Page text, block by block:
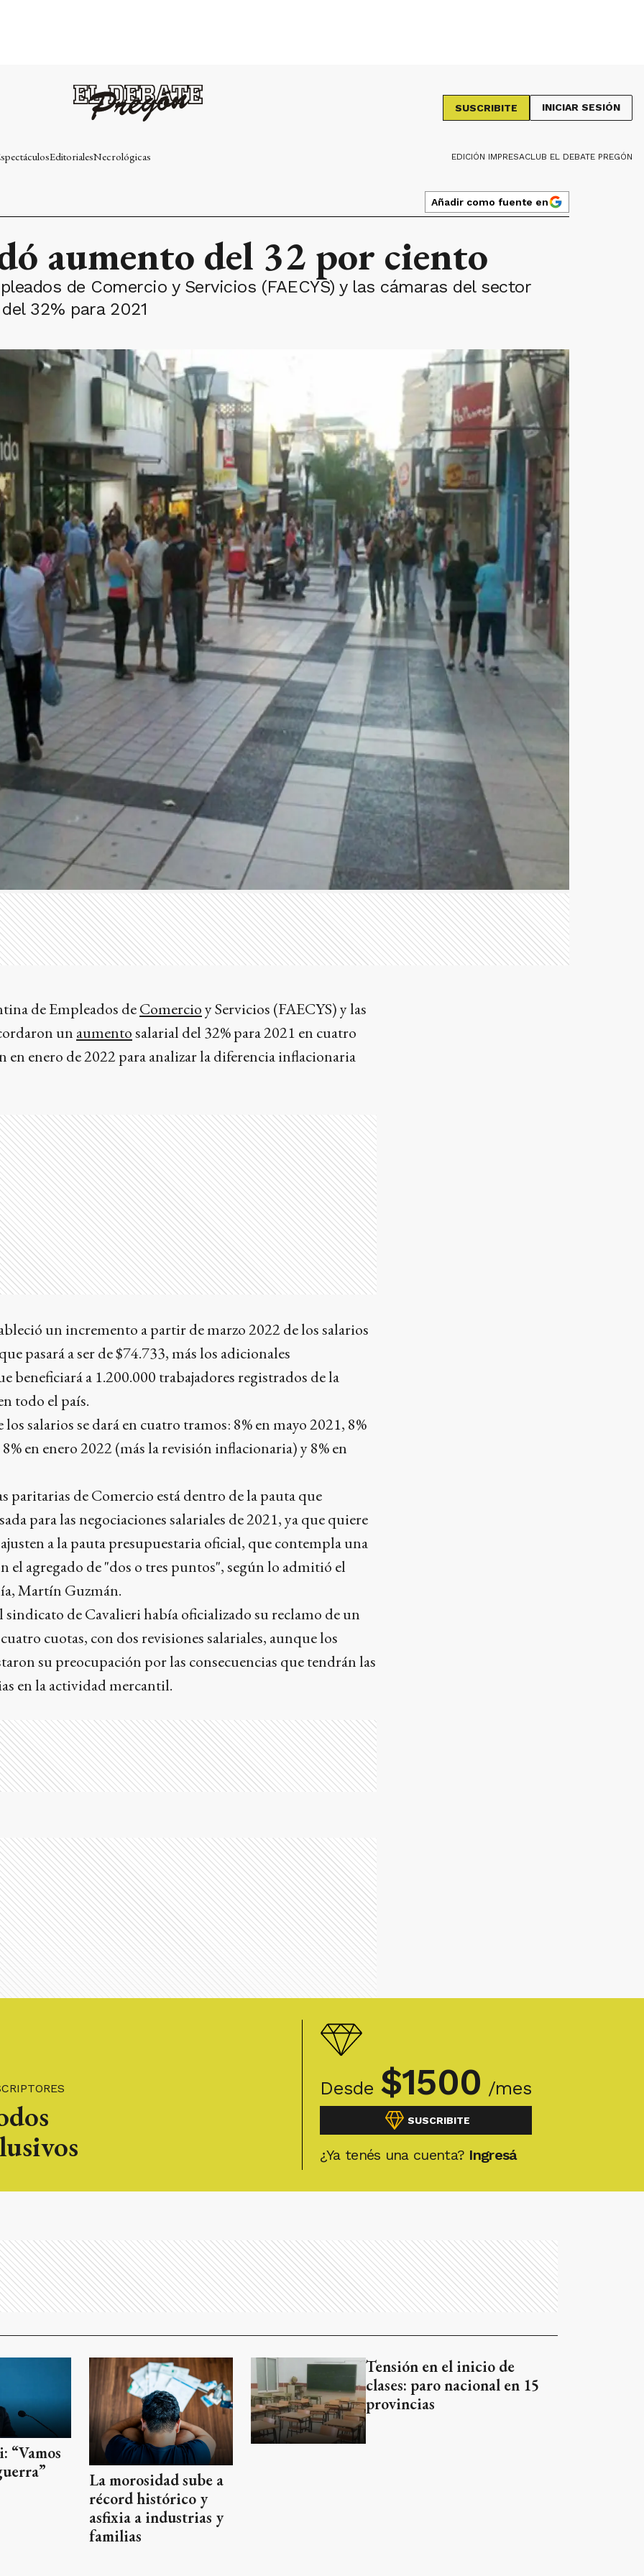
SUSCRIBITE INICIAR SESIÓN
EditorialesNecrológicas EDICIÓN IMPRESACLUB EL DEBATE PREGÓN
Añadir como fuente en
aumento del 32 por ciento
de Comercio y Servicios (FAECYS) y las cámaras del sector
32% para 2021
Desde $1500 /mes
SUSCRIBITE
¿Ya tenés una cuenta? Ingresá
de Empleados deComercioy Servicios (FAECYS) y las
un aumentosalarial del 32% para 2021 en cuatro
en enero de 2022 para analizar la diferencia inflacionaria
un incremento a partir de marzo 2022 de los salarios
pasará a ser de $74.733, más los adicionales
beneficiará a 1.200.000 trabajadores registrados de la
todo el país.
salarios se dará en cuatro tramos: 8% en mayo 2021, 8%
en enero 2022 (más la revisión inflacionaria) y 8% en
paritarias de Comercio está dentro de la pauta que
para las negociaciones salariales de 2021, ya que quiere
a la pauta presupuestaria oficial, que contempla una
el agregado de "dos o tres puntos", según lo admitió el
Martín Guzmán.
sindicato de Cavalieri había oficializado su reclamo de un
cuotas, con dos revisiones salariales, aunque los
su preocupación por las consecuencias que tendrán las
en la actividad mercantil.
“Vamos
La morosidad sube a
récord histórico y
asfixia a industrias y
familias
Tensión en el inicio de
clases: paro nacional en 15
provincias